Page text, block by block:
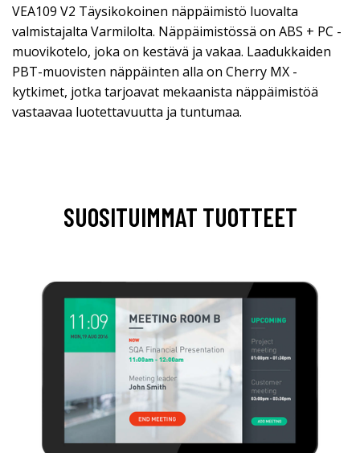
VEA109 V2 Täysikokoinen näppäimistö luovalta
valmistajalta Varmilolta. Näppäimistössä on ABS + PC -
muovikotelo, joka on kestävä ja vakaa. Laadukkaiden
PBT-muovisten näppäinten alla on Cherry MX -
kytkimet, jotka tarjoavat mekaanista näppäimistöä
vastaavaa luotettavuutta ja tuntumaa.
SUOSITUIMMAT TUOTTEET